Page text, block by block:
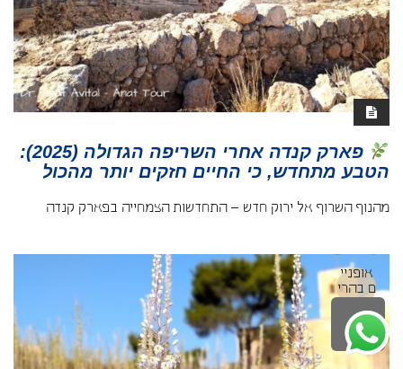
פארק קנדה אחרי השריפה הגדולה (2025):
הטבע מתחדש, כי החיים חזקים יותר מהכול
מהנוף השרוף אל ירוק חדש – התחדשות הצמחייה בפארק קנדה
אופניי
ם בהרי
ם והש
פלה